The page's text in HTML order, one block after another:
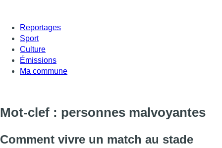
Reportages
Sport
Culture
Émissions
Ma commune
Mot-clef : personnes malvoyantes
Comment vivre un match au stade